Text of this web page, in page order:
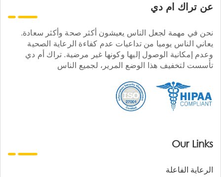
عن تراك ام دي
نحن في مهمة لجعل الناس يعيشون أكثر صحة وأكثر سعادة.
يعاني الناس يوميا من تداعيات عدم كفاءة الرعاية الصحية
وعدم إمكانية الوصول إليها وكونها غير مرضية. تراك أم دي
تأسست لتخفيف هذا الوضع المرير، لجميع الناس
Our Links
الرعاية الفاعلة